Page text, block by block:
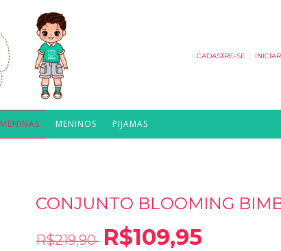
CADASTRE-SE
MENINAS MENINOS PIJAMAS
CONJUNTO BLOOMING
R$219,90 R$109,95